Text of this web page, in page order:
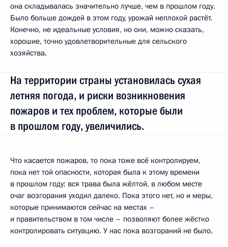
она складывалась значительно лучше, чем в прошлом году.
Было больше дождей в этом году, урожай неплохой растёт.
Конечно, не идеальные условия, но они, можно сказать,
хорошие, точно удовлетворительные для сельского
хозяйства.
На территории страны установилась сухая
летняя погода, и риски возникновения
пожаров и тех проблем, которые были
в прошлом году, увеличились.
Что касается пожаров, то пока тоже всё контролируем,
пока нет той опасности, которая была к этому времени
в прошлом году: вся трава была жёлтой, в любом месте
очаг возгорания уходил далеко. Пока этого нет, но и меры,
которые принимаются сейчас на местах –
и правительством в том числе – позволяют более жёстко
контролировать ситуацию. У нас пока возгораний не было.